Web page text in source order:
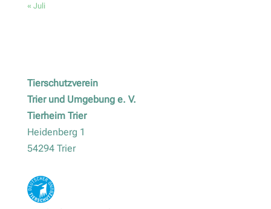
« Juli
Tierschutzverein
Trier und Umgebung e. V.
Tierheim Trier
Heidenberg 1
54294 Trier